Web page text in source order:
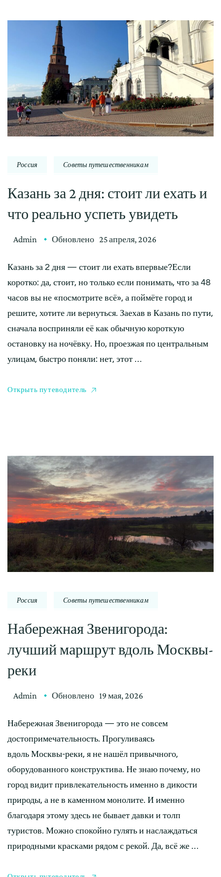
Россия Советы путешественникам
Казань за 2 дня: стоит ли ехать и
что реально успеть увидеть
Admin Обновлено 25 апреля, 2026
Казань за 2 дня — стоит ли ехать впервые?Если
коротко: да, стоит, но только если понимать, что за 48
часов вы не «посмотрите всё», а поймёте город и
решите, хотите ли вернуться. Заехав в Казань по пути,
сначала восприняли её как обычную короткую
остановку на ночёвку. Но, проезжая по центральным
улицам, быстро поняли: нет, этот …
Открыть путеводитель
Россия Советы путешественникам
Набережная Звенигорода:
лучший маршрут вдоль Москвы-
реки
Admin Обновлено 19 мая, 2026
Набережная Звенигорода — это не совсем
достопримечательность. Прогуливаясь
вдоль Москвы-реки, я не нашёл привычного,
оборудованного конструктива. Не знаю почему, но
город видит привлекательность именно в дикости
природы, а не в каменном монолите. И именно
благодаря этому здесь не бывает давки и толп
туристов. Можно спокойно гулять и наслаждаться
природными красками рядом с рекой. Да, всё же …